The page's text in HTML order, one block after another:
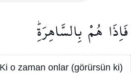
فَاِذَا هُمْبِالسَّاهِرَةِۜ
Ki o zaman onlar (görürsün ki)